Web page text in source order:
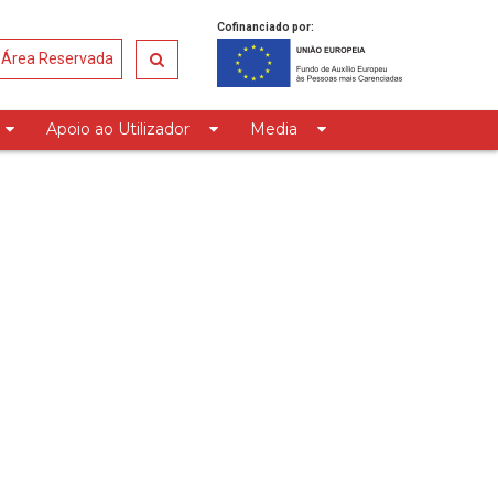
Cofinanciado por:
Área Reservada
Apoio ao Utilizador Media